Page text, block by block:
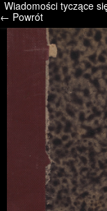
/* */ /* */ /*
Wiadomości tyczące
← Powrót